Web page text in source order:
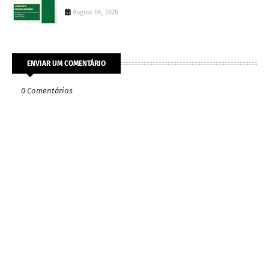
August 04, 2026
ENVIAR UM COMENTÁRIO
0 Comentários